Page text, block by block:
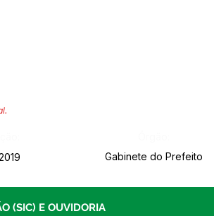
Gabinete do Prefeito
(SIC) E OUVIDORIA